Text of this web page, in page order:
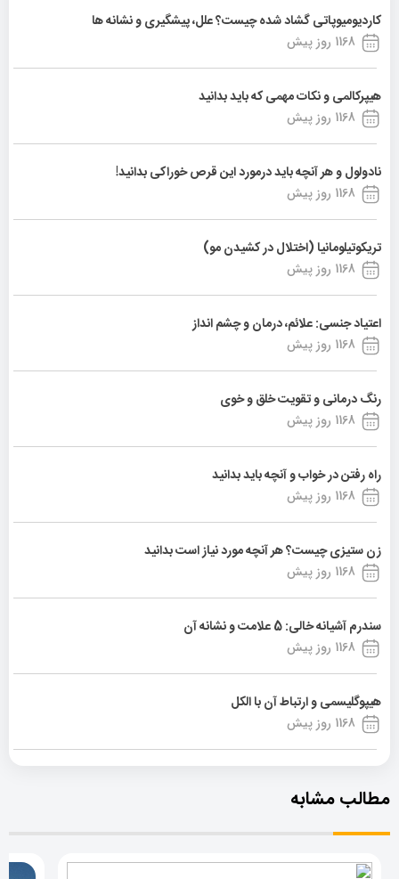
کاردیومیوپاتی گشاد شده چیست؟ علل، پیشگیری و نشانه ها
1168 روز پیش
هیپرکالمی و نکات مهمی که باید بدانید
1168 روز پیش
نادولول و هر آنچه باید درمورد این قرص خوراکی بدانید!
1168 روز پیش
تریکوتیلومانیا (اختلال در کشیدن مو)
1168 روز پیش
اعتیاد جنسی: علائم، درمان و چشم انداز
1168 روز پیش
رنگ درمانی و تقویت خلق و خوی
1168 روز پیش
راه رفتن در خواب و آنچه باید بدانید
1168 روز پیش
زن ستیزی چیست؟ هر آنچه مورد نیاز است بدانید
1168 روز پیش
سندرم آشیانه خالی: 5 علامت و نشانه آن
1168 روز پیش
هیپوگلیسمی و ارتباط آن با الکل
1168 روز پیش
مطالب مشابه